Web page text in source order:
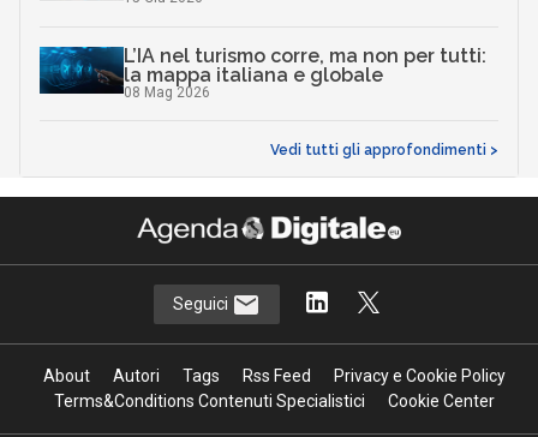
L’IA nel turismo corre, ma non per tutti:
la mappa italiana e globale
08 Mag 2026
Vedi tutti gli approfondimenti >
Seguici
About Autori Tags Rss Feed
Privacy e Cookie Policy
Terms&Conditions Contenuti Specialistici
Cookie Center